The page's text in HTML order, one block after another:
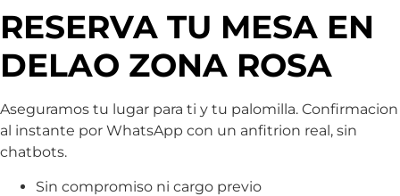
RESERVA TU MESA EN
DELAO ZONA ROSA
Aseguramos tu lugar para ti y tu palomilla. Confirmacion
al instante por WhatsApp con un anfitrion real, sin
chatbots.
Sin compromiso ni cargo previo